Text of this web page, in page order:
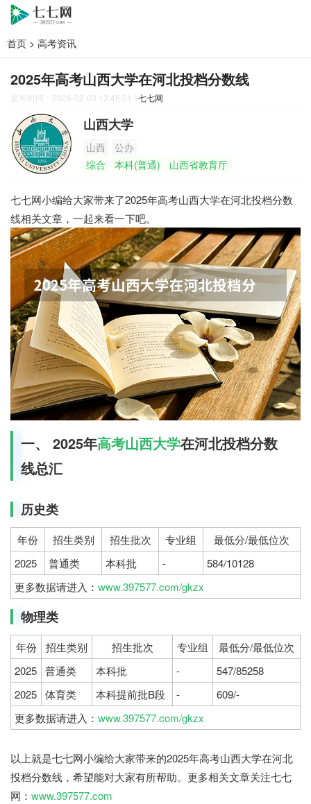
首页 > 高考资讯
2025年高考山西大学在河北投档分数线
发布时间：2026-02-03 13:45:01 | 七七网
山西大学
山西
公办
综合
本科(普通) 山西省教育厅
七七网小编给大家带来了2025年高考山西大学在河北投档分数
线相关文章，一起来看一下吧。
一、 2025年高考山西大学在河北投档分数
线总汇
历史类
年份 招生类别 招生批次 专业组
最低分/最低位次
2025
普通类 本科批 -
584/10128
更多数据请进入： www.397577.com/gkzx
物理类
年份 招生类别 招生批次 专业组
最低分/最低位次
2025 普通类 本科批 -
547/85258
2025 体育类 本科提前批B段 -
609/-
更多数据请进入： www.397577.com/gkzx
以上就是七七网小编给大家带来的2025年高考山西大学在河北
投档分数线，希望能对大家有所帮助。更多相关文章关注七七
网： www.397577.com